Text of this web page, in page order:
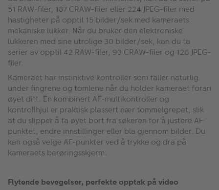
51 RAW-filer, 187 CRAW-filer eller 224 JPEG-filer med
hastigheter på opptil 15 bilder/sek med kameraets
mekaniske lukker. Når du bruker den elektroniske
lukkeren med sine utrolige 30 bilder/sek, kan du ta
serier av opptil 42 RAW-filer, 93 CRAW-filer og 126 JPEG-
filer.
Kameraet har instinktive kontroller som faller naturlig
under fingrene og tomlene når du holder kameraet foran
øyet ditt. En kombinert AF-multikontroller og
kontrollhjul er praktisk plassert nær tommelgrepet, slik
at du slipper å ta øyet bort fra søkeren for å justere AF-
punktet, endre innstillinger eller bla gjennom bilder. Du
kan også velge AF-punkter ved å trykke og dra på
kameraets berøringsskjerm.
Flytende bevegelser, perfekte opptak på video